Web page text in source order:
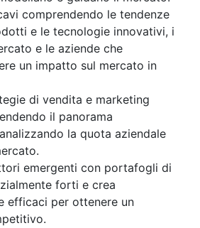
comprendendo le tendenze
e le tecnologie innovativi, i
e le aziende che
un impatto sul mercato in
di vendita e marketing
il panorama
la quota aziendale
emergenti con portafogli di
forti e crea
efficaci per ottenere un